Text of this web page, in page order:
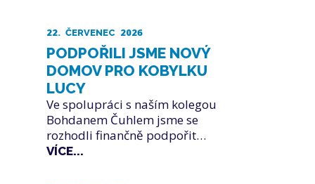
22. ČERVENEC 2026
PODPOŘILI JSME NOVÝ
DOMOV PRO KOBYLKU
LUCY
Ve spolupráci s naším kolegou
Bohdanem Čuhlem jsme se
rozhodli finančně podpořit…
VÍCE...